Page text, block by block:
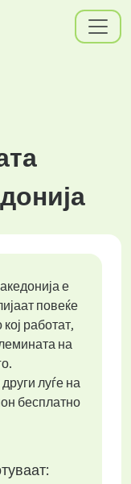
е
повеќе
работат,
на
луѓе на
бесплатно